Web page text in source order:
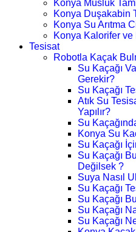
Konya Musluk
Konya Duşakabin
Konya Su Arıtma
Konya Kalorifer ve
Tesisat
Robotla Kaçak
Su Kaçağı
Gerekir?
Su Kaçağı
Atık Su
Yapılır?
Su
Konya Su
Su Kaçağı
Su Kaçağı
Değilsek ?
Suya Nasıl
Su Kaçağı
Su Kaçağı
Su Kaçağı
Su Kaçağı